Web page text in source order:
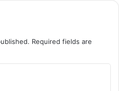
Required fields are